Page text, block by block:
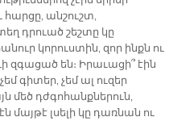
հարցը, անշուշտ,
դրուած շեշտը կը
կորուստին, զոր ինքն ու
զգացած են։ Իրաւացի՞ էին
գիտեր, չեմ ալ ուզեր
դժգոհանքներուն,
մայթէ լսելի կը դառնան ու